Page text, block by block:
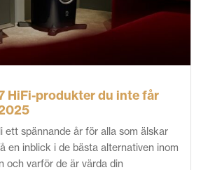
HiFi-produkter du inte får
ett spännande år för alla som älskar
en inblick i de bästa alternativen inom
och varför de är värda din